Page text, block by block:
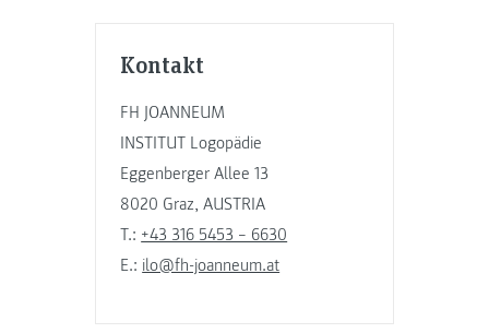
Kontakt
FH JOANNEUM
INSTITUT Logopädie
Eggenberger Allee 13
8020 Graz, AUSTRIA
T.: +43 316 5453 – 6630
E.: ilo@fh-joanneum.at